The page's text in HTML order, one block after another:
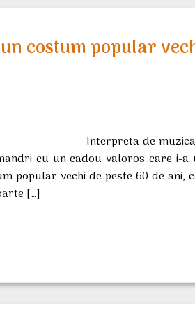
costum popular
Interpreta de
cu un cadou valoros care i-
popular vechi de peste 60 de ani,
[…]